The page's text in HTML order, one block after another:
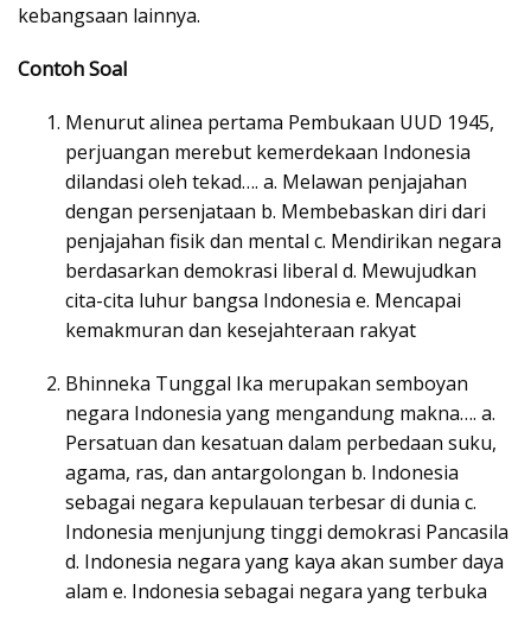
kebangsaan lainnya.
Contoh Soal
Menurut alinea pertama Pembukaan UUD 1945,
perjuangan merebut kemerdekaan Indonesia
dilandasi oleh tekad…. a. Melawan penjajahan
dengan persenjataan b. Membebaskan diri dari
penjajahan fisik dan mental c. Mendirikan negara
berdasarkan demokrasi liberal d. Mewujudkan
cita-cita luhur bangsa Indonesia e. Mencapai
kemakmuran dan kesejahteraan rakyat
Bhinneka Tunggal Ika merupakan semboyan
negara Indonesia yang mengandung makna…. a.
Persatuan dan kesatuan dalam perbedaan suku,
agama, ras, dan antargolongan b. Indonesia
sebagai negara kepulauan terbesar di dunia c.
Indonesia menjunjung tinggi demokrasi Pancasila
d. Indonesia negara yang kaya akan sumber daya
alam e. Indonesia sebagai negara yang terbuka